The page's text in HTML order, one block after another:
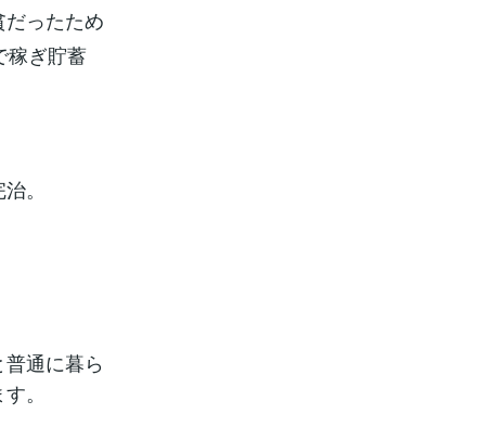
ったため
稼ぎ貯蓄
。
通に暮ら
。